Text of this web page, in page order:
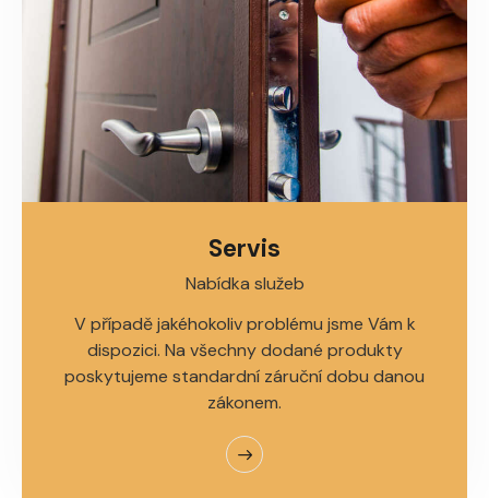
Servis
Nabídka služeb
V případě jakéhokoliv problému jsme Vám k
dispozici. Na všechny dodané produkty
poskytujeme standardní záruční dobu danou
zákonem.